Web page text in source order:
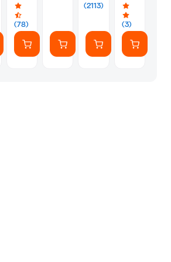
Silver
(78)
(2113)
Φακελάκι
(7
(3)